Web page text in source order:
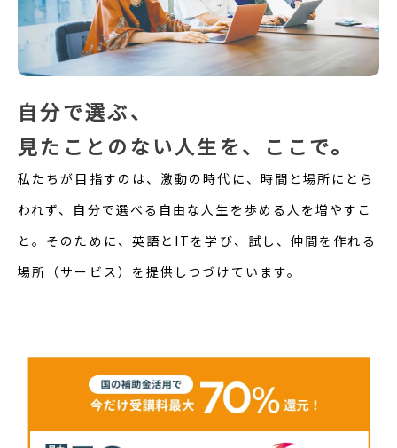
自分で選ぶ、
見たことのない人生を、ここで。
私たちが目指すのは、激動の時代に、時間と場所にとら
われず、自分で選べる自由な人生を歩める人を増やすこ
と。そのために、英語とITを学び、試し、仲間を作れる
場所（サービス）を提供しつづけています。